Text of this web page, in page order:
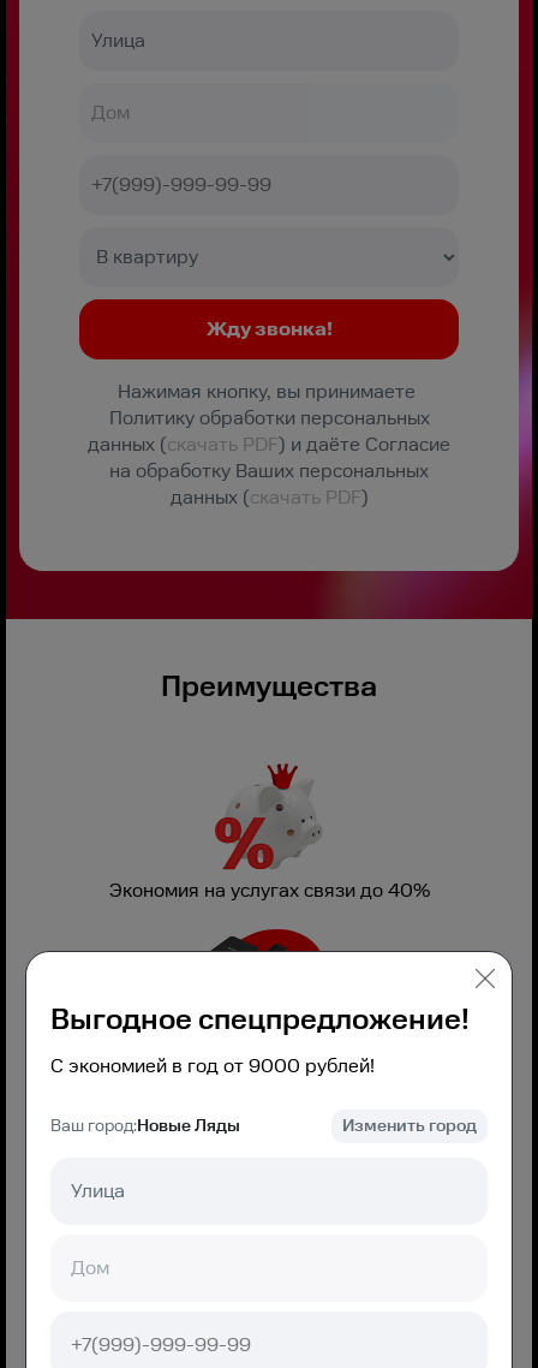
Нажимая кнопку, вы принимаете
Политику обработки персональных
данных (скачать PDF) и даёте Согласие
на обработку Ваших персональных
данных (скачать PDF)
Преимущества
Экономия на услугах связи до 40%
Оборудование можно взять в аренду
Выгодное спецпредложение!
С экономией в год от 9000 рублей!
Ваш город:Новые Ляды Изменить город